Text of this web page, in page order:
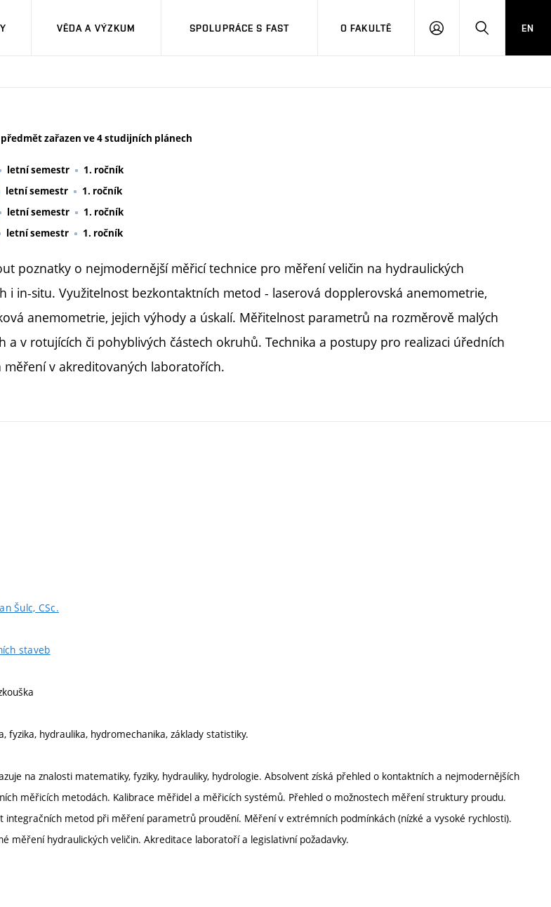
VĚDA A VÝZKUM SPOLUPRÁCE S FAST O FAKULTĚ
PŘIHLÁSITHLEDAT
EN
předmět zařazen ve 4 studijních plánech
letní semestr
1. ročník
letní semestr
1. ročník
letní semestr
1. ročník
letní semestr 1. ročník
poznatky o nejmodernější měřicí technice pro měření veličin na hydraulických
i in-situ. Využitelnost bezkontaktních metod - laserová dopplerovská anemometrie,
anemometrie, jejich výhody a úskalí. Měřitelnost parametrů na rozměrově malých
a v rotujících či pohyblivých částech okruhů. Technika a postupy pro realizaci úředních
měření v akreditovaných laboratořích.
Šulc, CSc.
staveb
fyzika, hydraulika, hydromechanika, základy statistiky.
na znalosti matematiky, fyziky, hydrauliky, hydrologie. Absolvent získá přehled o kontaktních a nejmodernějších
měřicích metodách. Kalibrace měřidel a měřicích systémů. Přehled o možnostech měření struktury proudu.
integračních metod při měření parametrů proudění. Měření v extrémních podmínkách (nízké a vysoké rychlosti).
měření hydraulických veličin. Akreditace laboratoří a legislativní požadavky.